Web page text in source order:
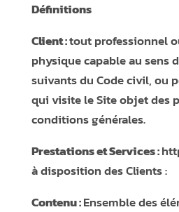
Définitions
Client :tout professionnel
physique capable au sens
suivants du Code civil, ou
qui visite le Site objet des
conditions générales.
Prestations et Services :
à disposition des Clients :
Contenu :Ensemble des